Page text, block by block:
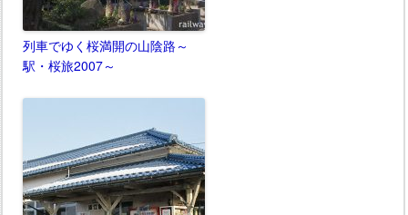
列車でゆく桜満開の山陰路～
駅・桜旅2007～